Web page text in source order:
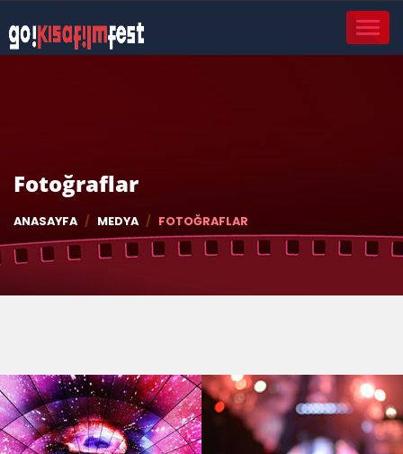
Fotoğraflar
ANASAYFA MEDYA FOTOĞRAFLAR